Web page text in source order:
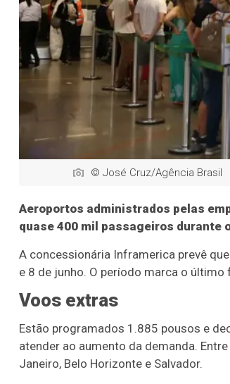
© José Cruz/Agência Brasil
Aeroportos administrados pelas
quase 400 mil passageiros durante
A concessionária Inframerica prevê
e 8 de junho. O período marca o
Voos extras
Estão programados 1.885 pousos e
atender ao aumento da demanda.
Janeiro, Belo Horizonte e Salvador.